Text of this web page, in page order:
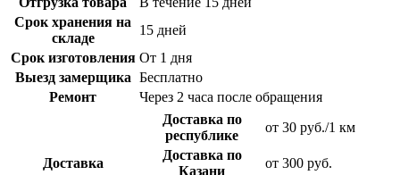
Срок хранения на
складе
15 дней
Срок изготовления От 1 дня
Выезд замерщика Бесплатно
Ремонт
Через 2 часа после обращения
Доставка
Доставка по
республике
от 30 руб./1 км
Доставка по
Казани
от 300 руб.